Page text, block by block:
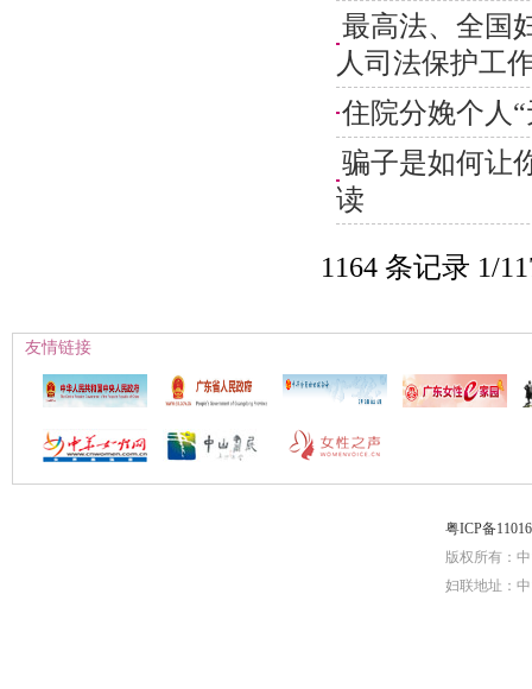
最高法、全国
人司法保护工
住院分娩个人
骗子是如何让
读
1164 条记录 1/
友情链接
粤ICP备
版权所有：
妇联地址：